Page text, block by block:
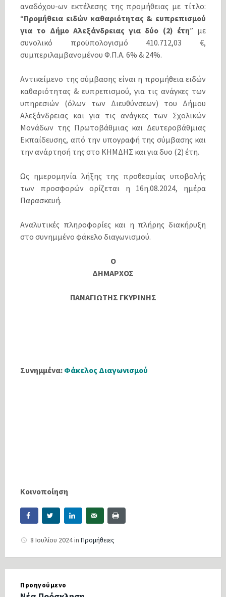
αναδόχου-ων εκτέλεσης της προμήθειας με τίτλο:
“Προμήθεια ειδών καθαριότητας & ευπρεπισμού
για το Δήμο Αλεξάνδρειας για δύο (2) έτη” με
συνολικό προϋπολογισμό 410.712,03 €,
συμπεριλαμβανομένου Φ.Π.Α. 6% & 24%.
Αντικείμενο της σύμβασης είναι η προμήθεια ειδών
καθαριότητας & ευπρεπισμού, για τις ανάγκες των
υπηρεσιών (όλων των Διευθύνσεων) του Δήμου
Αλεξάνδρειας και για τις ανάγκες των Σχολικών
Μονάδων της Πρωτοβάθμιας και Δευτεροβάθμιας
Εκπαίδευσης, από την υπογραφή της σύμβασης και
την ανάρτησή της στο ΚΗΜΔΗΣ και για δυο (2) έτη.
Ως ημερομηνία λήξης της προθεσμίας υποβολής
των προσφορών ορίζεται η 16η.08.2024, ημέρα
Παρασκευή.
Αναλυτικές πληροφορίες και η πλήρης διακήρυξη
στο συνημμένο φάκελο διαγωνισμού.
Ο
ΔΗΜΑΡΧΟΣ
ΠΑΝΑΓΙΩΤΗΣ ΓΚΥΡΙΝΗΣ
Συνημμένα: Φάκελος Διαγωνισμού
Κοινοποίηση
8 Ιουλίου 2024in Προμήθειες
Προηγούμενο